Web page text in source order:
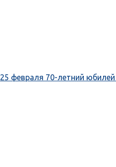
25 февраля 70-летний